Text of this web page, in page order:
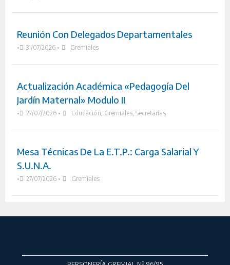
Reunión Con Delegados Departamentales
• 31/07/2026 • Gremiales
Actualización Académica «Pedagogía Del
Jardín Maternal» Modulo II
• 27/07/2026 • Educación Gremiales, Secretarías
Mesa Técnicas De La E.T.P.: Carga Salarial Y
S.U.N.A.
• 27/07/2026 • Gremiales